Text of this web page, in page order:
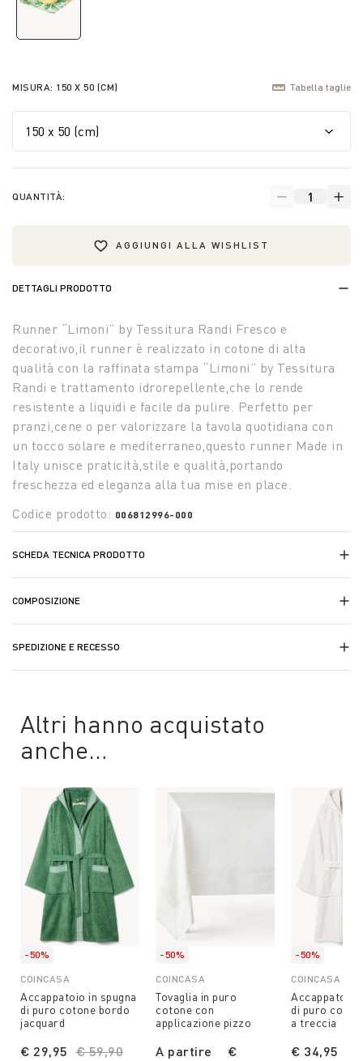
MISURA: 150 X 50 (CM) Tabella taglie
QUANTITÀ:
AGGIUNGI ALLA WISHLIST
DETTAGLI PRODOTTO
Runner “Limoni” by Tessitura Randi Fresco e
decorativo,il runner è realizzato in cotone di alta
qualità con la raffinata stampa “Limoni” by Tessitura
Randi e trattamento idrorepellente,che lo rende
resistente a liquidi e facile da pulire. Perfetto per
pranzi,cene o per valorizzare la tavola quotidiana con
un tocco solare e mediterraneo,questo runner Made in
Italy unisce praticità,stile e qualità,portando
freschezza ed eleganza alla tua mise en place.
Codice prodotto: 006812996-000
SCHEDA TECNICA PRODOTTO
COMPOSIZIONE
SPEDIZIONE E RECESSO
Altri hanno acquistato
anche…
-50%
COINCASA
Accappatoio in spugna
di puro cotone bordo
jacquard
Price reduced from
€ 59,90
€ 29,95
-50%
COINCASA
Tovaglia in puro
cotone con
applicazione pizzo
A partire
€
-50%
COINCASA
Accappatoio
di puro
a treccia
€ 34,95